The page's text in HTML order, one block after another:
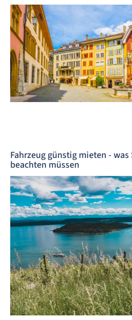
Fahrzeug günstig mieten -
beachten müssen